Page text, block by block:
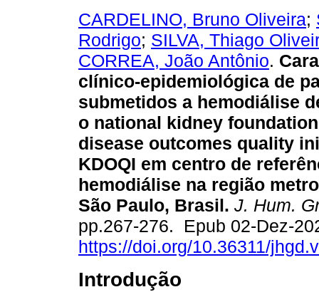
CARDELINO, Bruno Oliveira;
Rodrigo; SILVA, Thiago
CORREA, João Antônio.
clínico-epidemiológica de
submetidos a hemodiálise
o national kidney
disease outcomes quality
KDOQI em centro de
hemodiálise na região
São Paulo, Brasil. J. Hum.
pp.267-276. Epub 02-Dez-
https://doi.org/10.36311/
Introdução